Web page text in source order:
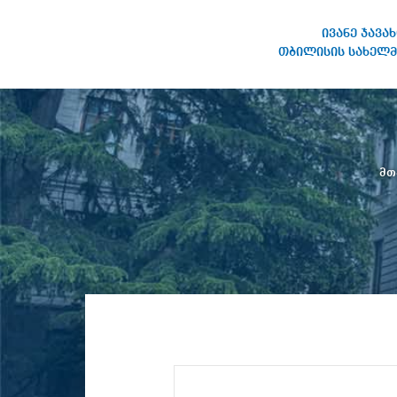
ივანე
თბილისის
სახელობის თბილისის
სახელმწიფო უნივერსიტეტი